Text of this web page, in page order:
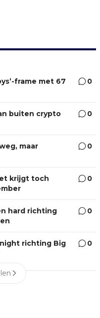
frame met 67
0
buiten crypto
0
maar
0
krijgt toch
0
hard richting
0
richting Big
0